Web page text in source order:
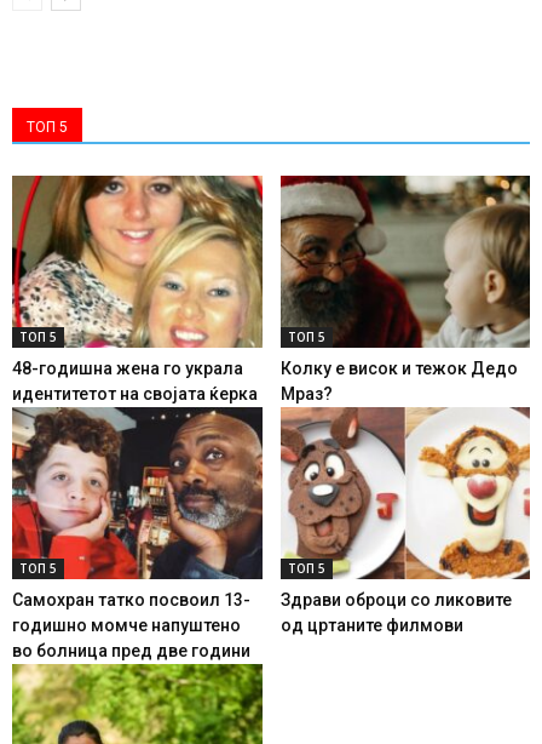
ТОП 5
ТОП 5
48-годишна жена го украла
идентитетот на својата ќерка
ТОП 5
Колку е висок и тежок Дедо
Мраз?
ТОП 5
Самохран татко посвоил 13-
годишно момче напуштено
во болница пред две години
ТОП 5
Здрави оброци со ликовите
од цртаните филмови